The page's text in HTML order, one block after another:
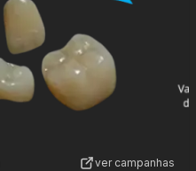
ver campanhas